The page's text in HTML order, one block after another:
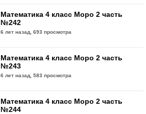
Математика 4 класс Моро 2 часть
№242
6 лет назад,693 просмотра
Математика 4 класс Моро 2 часть
№243
6 лет назад,583 просмотра
Математика 4 класс Моро 2 часть
№244